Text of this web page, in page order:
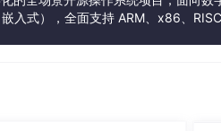
入式），全面支持 ARM、x86、